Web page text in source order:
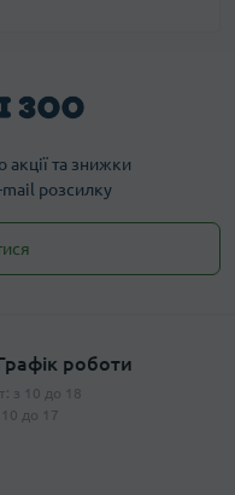
та знижки
розсилку
роботи
з 10 до 18
10 до 17